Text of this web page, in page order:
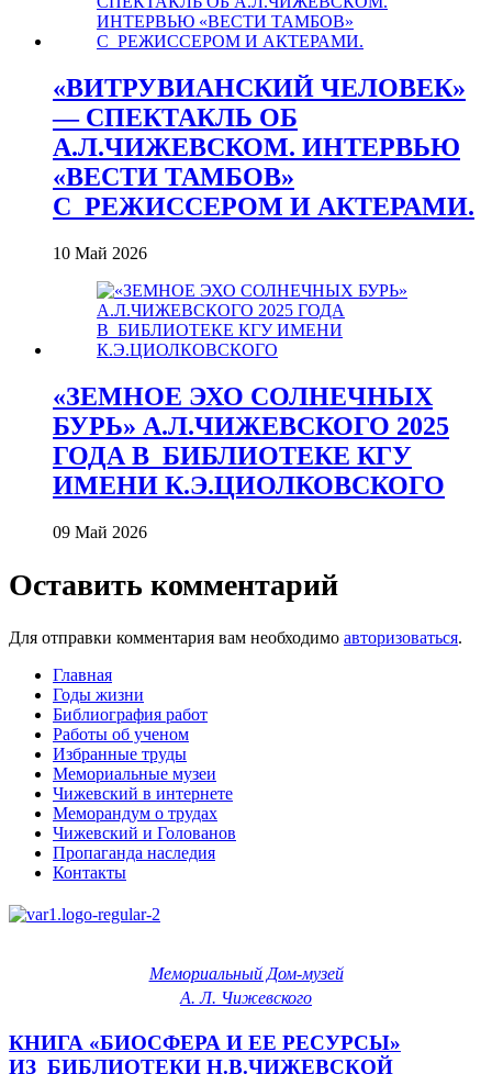
«ВИТРУВИАНСКИЙ ЧЕЛОВЕК»
— СПЕКТАКЛЬ ОБ
А.Л.ЧИЖЕВСКОМ. ИНТЕРВЬЮ
«ВЕСТИ ТАМБОВ»
С_РЕЖИССЕРОМ И АКТЕРАМИ.
10 Май 2026
«ЗЕМНОЕ ЭХО СОЛНЕЧНЫХ
БУРЬ» А.Л.ЧИЖЕВСКОГО 2025
ГОДА В_БИБЛИОТЕКЕ КГУ
ИМЕНИ К.Э.ЦИОЛКОВСКОГО
09 Май 2026
Оставить комментарий
Для отправки комментария вам необходимо авторизоваться.
Главная
Годы жизни
Библиография работ
Работы об ученом
Избранные труды
Мемориальные музеи
Чижевский в интернете
Меморандум о трудах
Чижевский и Голованов
Пропаганда наследия
Контакты
Мемориальный Дом-музей
А. Л. Чижевского
КНИГА «БИОСФЕРА И ЕЕ РЕСУРСЫ»
ИЗ_БИБЛИОТЕКИ Н.В.ЧИЖЕВСКОЙ